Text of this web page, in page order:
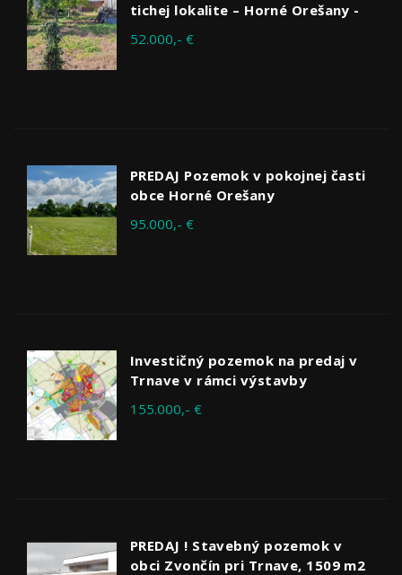
tichej lokalite – Horné Orešany -
52.000,- €
PREDAJ Pozemok v pokojnej časti
obce Horné Orešany
95.000,- €
Investičný pozemok na predaj v
Trnave v rámci výstavby
155.000,- €
PREDAJ ! Stavebný pozemok v
obci Zvončín pri Trnave, 1509 m2